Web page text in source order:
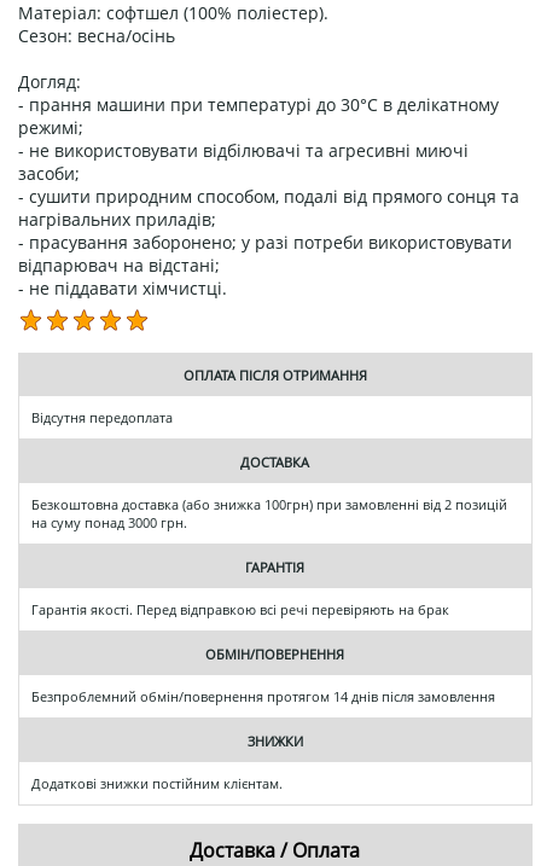
Матеріал: софтшел (100% поліестер).
Сезон: весна/осінь
Догляд:
- прання машини при температурі до 30°C в делікатному
режимі;
- не використовувати відбілювачі та агресивні миючі
засоби;
- сушити природним способом, подалі від прямого сонця та
нагрівальних приладів;
- прасування заборонено; у разі потреби використовувати
відпарювач на відстані;
- не піддавати хімчистці.
ОПЛАТА ПІСЛЯ ОТРИМАННЯ
Відсутня передоплата
ДОСТАВКА
Безкоштовна доставка (або знижка 100грн) при замовленні від 2 позицій
на суму понад 3000 грн.
ГАРАНТІЯ
Гарантія якості. Перед відправкою всі речі перевіряють на брак
ОБМІН/ПОВЕРНЕННЯ
Безпроблемний обмін/повернення протягом 14 днів після замовлення
ЗНИЖКИ
Додаткові знижки постійним клієнтам.
Доставка / Оплата